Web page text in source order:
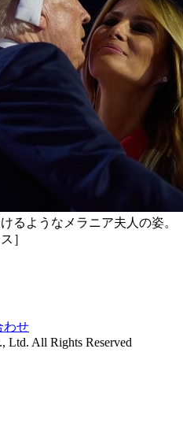
るようなメラニア夫人の姿。
］
わせ
Ltd. All Rights Reserved